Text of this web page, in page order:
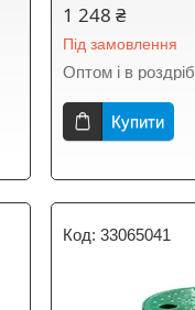
1 248 ₴
Під замовлення
Оптом і в роздріб
Купити
33065041